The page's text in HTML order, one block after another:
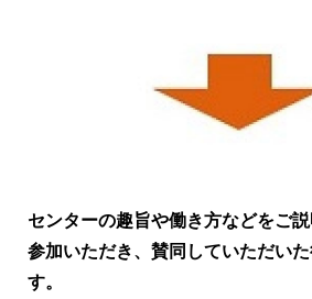
センターの趣旨や働き方などをご
参加いただき、賛同していただい
す。